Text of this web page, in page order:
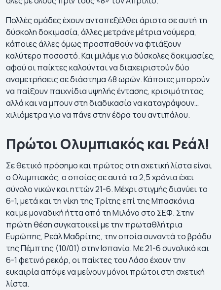
Πολλές ομάδες έχουν ανταπεξέλθει άριστα σε αυτή τη
δύσκολη δοκιμασία, άλλες μετράνε μέτρια νούμερα,
κάποιες άλλες όμως προσπαθούν να φτιάξουν
καλύτερο ποσοστό. Και μιλάμε για δύσκολες δοκιμασίες,
αφού οι παίκτες καλούνται να διαχειριστούν δύο
αναμετρήσεις σε διάστημα 48 ωρών. Κάποιες μπορούν
να παίξουν παιχνίδια υψηλής έντασης, κρισιμότητας,
αλλά και να μπουν στη διαδικασία να καταγράψουν…
χιλιόμετρα για να πάνε στην έδρα του αντιπάλου.
Πρώτοι Ολυμπιακός και Ρεάλ!
Σε θετικό πρόσημο και πρώτος στη σχετική λίστα είναι
ο Ολυμπιακός, ο οποίος σε αυτά τα 2,5 χρόνια έχει
σύνολο νικών και ηττών 21-6. Μέχρι στιγμής διανύει το
6-1, μετά και τη νίκη της Τρίτης επί της Μπασκόνια
και με μοναδική ήττα από τη Μιλάνο στο ΣΕΦ. Στην
πρώτη θέση συγκατοικεί με την πρωταθλήτρια
Ευρώπης, Ρεάλ Μαδρίτης, την οποία συναντά το βράδυ
της Πέμπτης (10/01) στην Ισπανία. Με 21-6 συνολικό και
6-1 φετινό ρεκόρ, οι παίκτες του Λάσο έχουν την
ευκαιρία απόψε να μείνουν μόνοι πρώτοι στη σχετική
λίστα.